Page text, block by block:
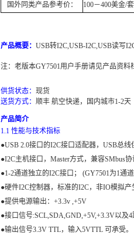
国外同类产品参考价：
100－400美金/套
产品概要： USB转I2C,USB-I2C,USB读写
注：老版本GY7501用户手册请见产品资料
供货状态： 现货
送货方式： 顺丰 航空快递，国内城市1-2天
产品简介
1.1 性能与技术指标
●USB 2.0接口的I2C接口适配器，USB总
●I2C主机接口，Master方式，兼容SMbus
●1-2通道独立的I2C接口； (GY7501为1通
●硬件I2C控制器，标准的I2C，非IO模拟产
●提供电源输出：+3.3v ,+5V
●接口信号:SCL,SDA,GND,+5V,+3.3V以及
●输出信号3.3V TTL，输入5VTTL 可承受。